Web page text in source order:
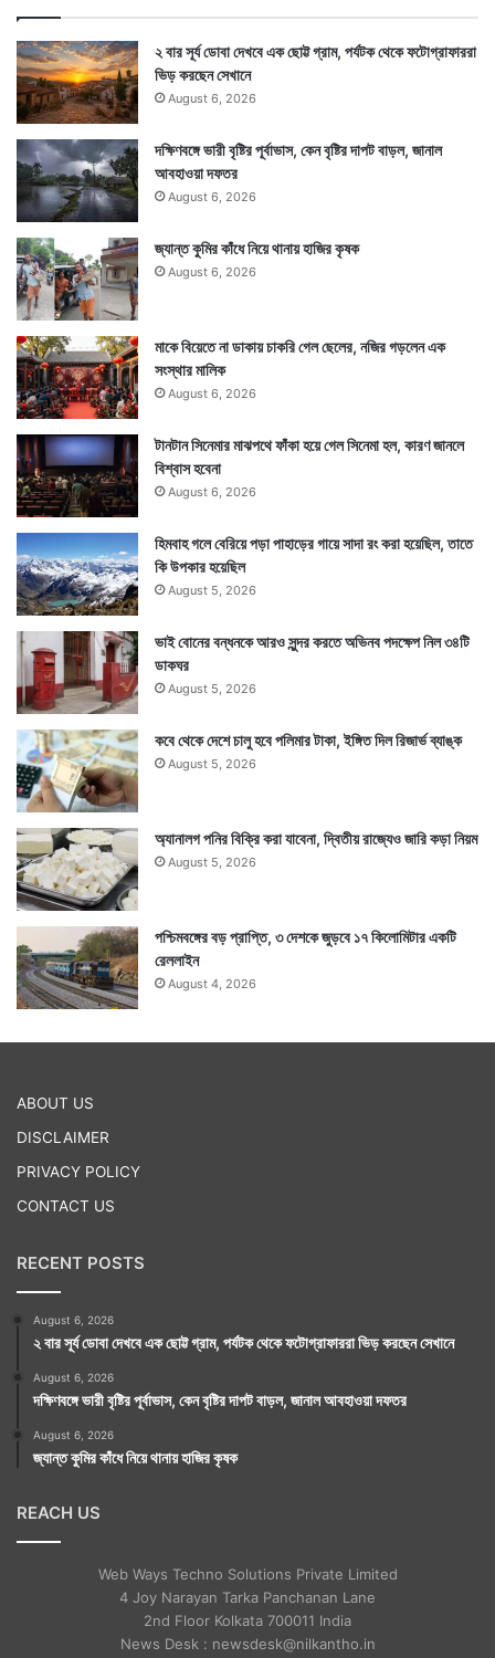
২ বার সূর্য ডোবা দেখবে এক ছোট্ট গ্রাম, পর্যটক থেকে ফটোগ্রাফাররা
ভিড় করছেন সেখানে
August 6, 2026
দক্ষিণবঙ্গে ভারী বৃষ্টির পূর্বাভাস, কেন বৃষ্টির দাপট বাড়ল, জানাল
আবহাওয়া দফতর
August 6, 2026
জ্যান্ত কুমির কাঁধে নিয়ে থানায় হাজির কৃষক
August 6, 2026
মাকে বিয়েতে না ডাকায় চাকরি গেল ছেলের, নজির গড়লেন এক
সংস্থার মালিক
August 6, 2026
টানটান সিনেমার মাঝপথে ফাঁকা হয়ে গেল সিনেমা হল, কারণ জানলে
বিশ্বাস হবেনা
August 6, 2026
হিমবাহ গলে বেরিয়ে পড়া পাহাড়ের গায়ে সাদা রং করা হয়েছিল, তাতে
কি উপকার হয়েছিল
August 5, 2026
ভাই বোনের বন্ধনকে আরও সুন্দর করতে অভিনব পদক্ষেপ নিল ৩৪টি
ডাকঘর
August 5, 2026
কবে থেকে দেশে চালু হবে পলিমার টাকা, ইঙ্গিত দিল রিজার্ভ ব্যাঙ্ক
August 5, 2026
অ্যানালগ পনির বিক্রি করা যাবেনা, দ্বিতীয় রাজ্যেও জারি কড়া নিয়ম
August 5, 2026
পশ্চিমবঙ্গের বড় প্রাপ্তি, ৩ দেশকে জুড়বে ১৭ কিলোমিটার একটি
রেললাইন
August 4, 2026
ABOUT US
DISCLAIMER
PRIVACY POLICY
CONTACT US
RECENT POSTS
August 6, 2026
২ বার সূর্য ডোবা দেখবে এক ছোট্ট গ্রাম, পর্যটক থেকে ফটোগ্রাফাররা ভিড় করছেন সেখানে
August 6, 2026
দক্ষিণবঙ্গে ভারী বৃষ্টির পূর্বাভাস, কেন বৃষ্টির দাপট বাড়ল, জানাল আবহাওয়া দফতর
August 6, 2026
জ্যান্ত কুমির কাঁধে নিয়ে থানায় হাজির কৃষক
REACH US
Web Ways Techno Solutions Private Limited
4 Joy Narayan Tarka Panchanan Lane
2nd Floor Kolkata 700011 India
News Desk : newsdesk@nilkantho.in